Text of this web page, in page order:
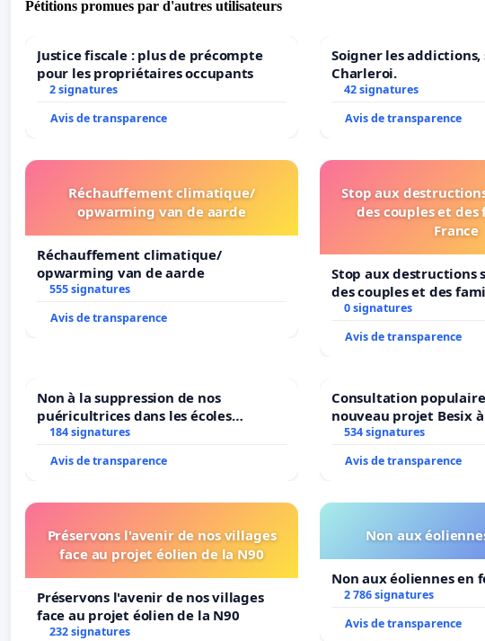
Nous refusons catégoriquement le projet de loi pandémie et
levées le plus rapidement possible.
Cette pétition sera envoyée à la chambre des représentants et au
Pétitions promues par d'autres utilisateurs
Justice fiscale : plus de précompte
pour les propriétaires occupants
2 signatures
Avis de transparence
Soigner les addictions,
Charleroi.
42 signatures
Avis de transparence
Réchauffement climatique/
opwarming van de aarde
Réchauffement climatique/
opwarming van de aarde
555 signatures
Avis de transparence
Stop aux
des couples et des
France
Stop aux destructions
des couples et des
0 signatures
Avis de transparence
Non à la suppression de nos
puéricultrices dans les écoles
communale de Flémalle !
184 signatures
Avis de transparence
Consultation
nouveau projet Besix
Parc Léopold ?
534 signatures
Avis de transparence
Préservons l'avenir de nos villages
face au projet éolien de la N90
Préservons l'avenir de nos villages
face au projet éolien de la N90
232 signatures
Non aux
Non aux éoliennes en
2 786 signatures
Avis de transparence